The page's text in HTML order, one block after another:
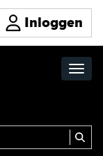
Inloggen